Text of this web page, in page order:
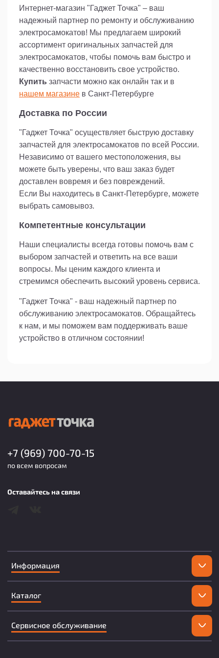
Замените старую и изношенную покрышку на
новую, чтобы снова наслаждаться комфортной
и безопасной поездкой на своем
электросамокате. Покрышка 12 1/2 x 2 1/4 (62-
203) для электросамоката Kugoo C1+, ES3,
iconBIT Trident 120, Digma C12 - ваш надежный
выбор!
Не откладывайте замену покрышки на потом.
Закажите ее прямо сейчас и получите
электросамокатом без каких-либо неудобств.
Интернет-магазин "Гаджет Точка" – ваш
надежный партнер по ремонту и обслуживанию
электросамокатов! Мы предлагаем широкий
ассортимент оригинальных запчастей для
электросамокатов, чтобы помочь вам быстро и
качественно восстановить свое устройство.
Купить запчасти можно как онлайн так и в
нашем магазине в Санкт-Петербурге
Доставка по России
"Гаджет Точка" осуществляет быструю доставку
запчастей для электросамокатов по всей России.
Независимо от вашего местоположения, вы
можете быть уверены, что ваш заказ будет
доставлен вовремя и без повреждений.
Если Вы находитесь в Санкт-Петербурге, можете
выбрать самовывоз.
Компетентные консультации
Наши специалисты всегда готовы помочь вам с
выбором запчастей и ответить на все ваши
вопросы. Мы ценим каждого клиента и
стремимся обеспечить высокий уровень сервиса.
"Гаджет Точка" - ваш надежный партнер по
обслуживанию электросамокатов. Обращайтесь
к нам, и мы поможем вам поддерживать ваше
устройство в отличном состоянии!
Информация
Каталог
Сервисное обслуживание
+7 (969) 700-70-15
по всем вопросам
Оставайтесь на связи